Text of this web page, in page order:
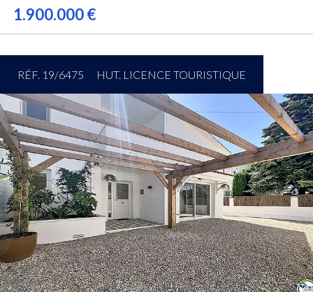
1.900.000 €
RÉF. 19/6475 HUT. LICENCE TOURISTIQUE